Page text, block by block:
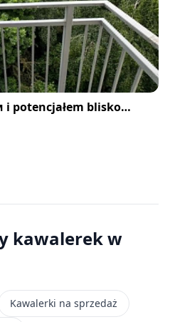
i potencjałem blisko
kawalerekw
Kawalerki na sprzedaż